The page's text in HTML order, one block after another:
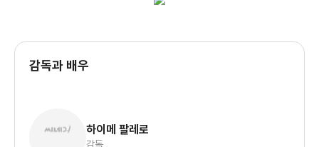
감독과 배우
하이메 팔레로
감독